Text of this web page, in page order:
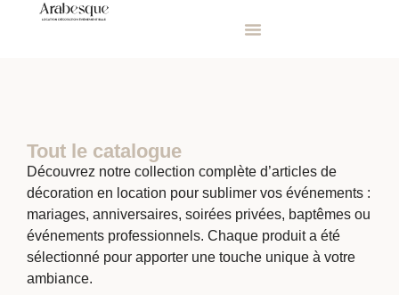
Tout le catalogue
Découvrez notre collection complète d’articles de
décoration en location pour sublimer vos événements :
mariages, anniversaires, soirées privées, baptêmes ou
événements professionnels. Chaque produit a été
sélectionné pour apporter une touche unique à votre
ambiance.